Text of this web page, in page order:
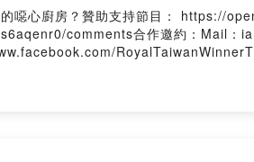
噁心廚房？贊助支持節目： https://
comments合作邀約：Mail：